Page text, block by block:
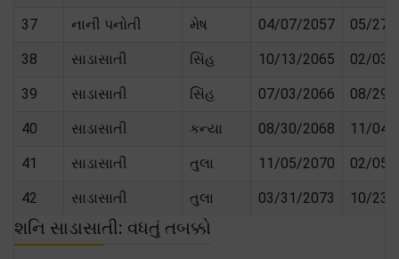
37 નાની પનોતી મેષ 04/07/2057 05/27/
38 સાડાસાતી સિંહ 10/13/2065 02/03/
39 સાડાસાતી સિંહ 07/03/2066 08/29/
40 સાડાસાતી કન્યા 08/30/2068 11/04/
41 સાડાસાતી તુલા 11/05/2070 02/05/
42 સાડાસાતી તુલા 03/31/2073 10/23/
શનિ સાડાસાતી: વધતું તબક્કો